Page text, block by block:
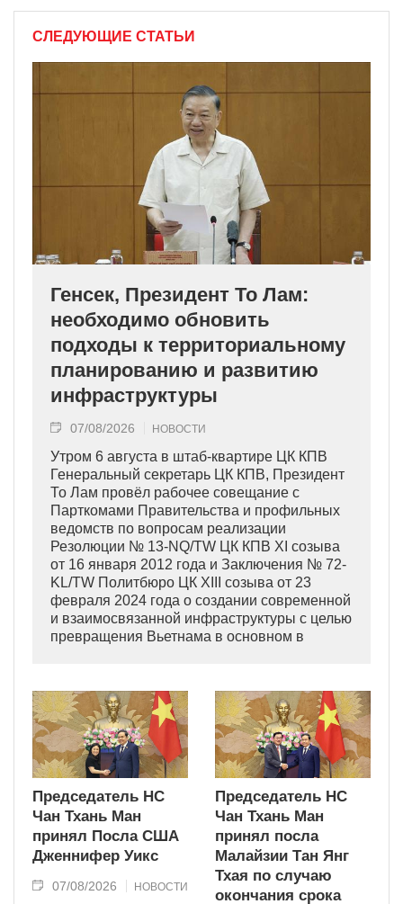
СЛЕДУЮЩИЕ СТАТЬИ
Генсек, Президент То Лам:
необходимо обновить
подходы к территориальному
планированию и развитию
инфраструктуры
07/08/2026 НОВОСТИ
Утром 6 августа в штаб-квартире ЦК КПВ
Генеральный секретарь ЦК КПВ, Президент
То Лам провёл рабочее совещание с
Парткомами Правительства и профильных
ведомств по вопросам реализации
Резолюции № 13-NQ/TW ЦК КПВ XI созыва
от 16 января 2012 года и Заключения № 72-
KL/TW Политбюро ЦК XIII созыва от 23
февраля 2024 года о создании современной
и взаимосвязанной инфраструктуры с целью
превращения Вьетнама в основном в
Председатель НС
Чан Тхань Ман
принял Посла США
Дженнифер Уикс
07/08/2026 НОВОСТИ
Председатель НС
Чан Тхань Ман
принял посла
Малайзии Тан Янг
Тхая по случаю
окончания срока